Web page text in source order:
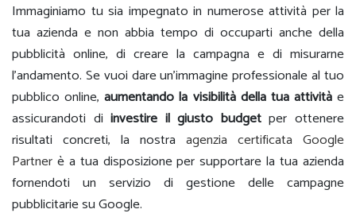
Immaginiamo tu sia impegnato in numerose attività per la
tua azienda e non abbia tempo di occuparti anche della
pubblicità online, di creare la campagna e di misurarne
l’andamento. Se vuoi dare un’immagine professionale al tuo
pubblico online,aumentando la visibilità della tua attivitàe
assicurandoti diinvestire il giusto budgetper ottenere
risultati concreti, la nostra agenzia certificata Google
Partner è a tua disposizione per supportare la tua azienda
fornendoti un servizio di gestione delle campagne
pubblicitarie su Google.